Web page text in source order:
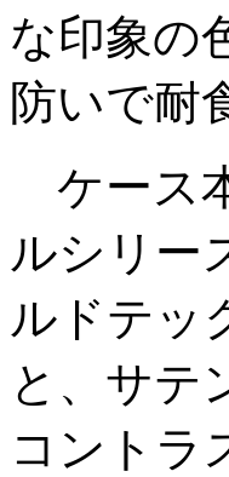
な印象の
防いで耐
ケース
ルシリー
ルドテッ
と、サテ
コントラ